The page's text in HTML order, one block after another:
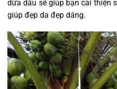
dừa dâu sẽ giúp bạn cải thiện
giúp đẹp da đẹp dáng.